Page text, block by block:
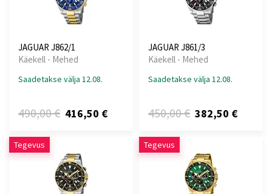
JAGUAR J862/1
Käekell - Mehed
Saadetakse välja 12.08.
490,00 € 416,50 €
JAGUAR J861/3
Käekell - Mehed
Saadetakse välja 12.08.
450,00 € 382,50 €
Tegevus Tegevus